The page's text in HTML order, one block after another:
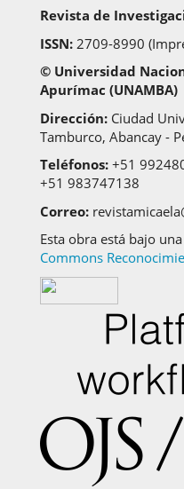
Revista de
ISSN: 2709-8990
© Universidad
Apurímac (UNAMBA)
Dirección: Ciudad
Tamburco, Abancay -
Teléfonos: +51
+51 983747138
Correo:
Esta obra está bajo una
Commons